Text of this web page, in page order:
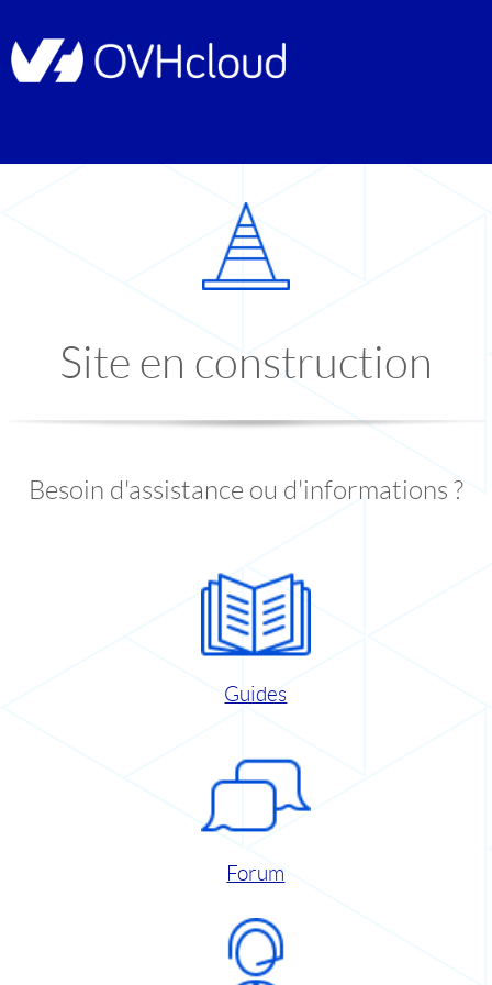
Site en construction
Besoin d'assistance ou d'informations ?
Guides
Forum